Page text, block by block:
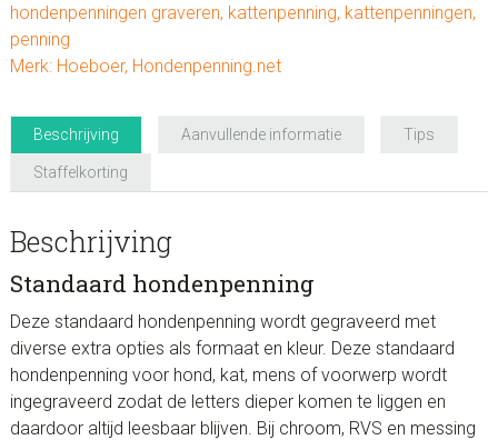
hondenpenningen graveren, kattenpenning, kattenpenningen,
penning
Merk: Hoeboer, Hondenpenning.net
Beschrijving Aanvullende informatie Tips
Staffelkorting
Beschrijving
Standaard hondenpenning
Deze standaard hondenpenning wordt gegraveerd met
diverse extra opties als formaat en kleur. Deze standaard
hondenpenning voor hond, kat, mens of voorwerp wordt
ingegraveerd zodat de letters dieper komen te liggen en
daardoor altijd leesbaar blijven. Bij chroom, RVS en messing